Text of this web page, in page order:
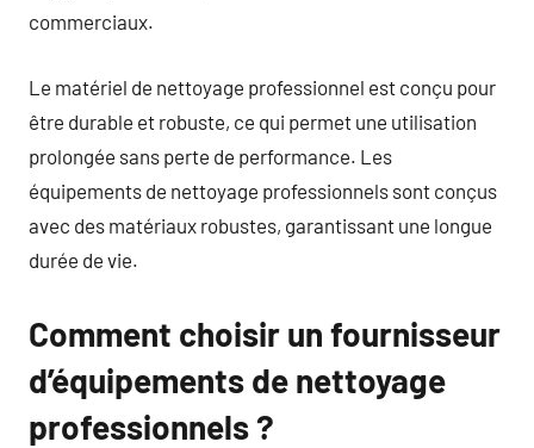
commerciaux.
Le matériel de nettoyage professionnel est conçu pour
être durable et robuste, ce qui permet une utilisation
prolongée sans perte de performance. Les
équipements de nettoyage professionnels sont conçus
avec des matériaux robustes, garantissant une longue
durée de vie.
Comment choisir un fournisseur
d’équipements de nettoyage
professionnels ?